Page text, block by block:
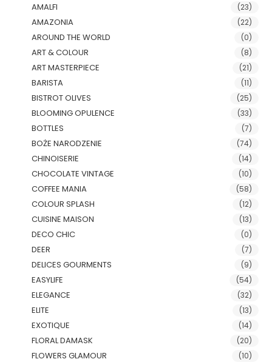
AMALFI (23)
AMAZONIA (22)
AROUND THE WORLD (0)
ART & COLOUR (8)
ART MASTERPIECE (21)
BARISTA (11)
BISTROT OLIVES (25)
BLOOMING OPULENCE (33)
BOTTLES (7)
BOŻE NARODZENIE (74)
CHINOISERIE (14)
CHOCOLATE VINTAGE (10)
COFFEE MANIA (58)
COLOUR SPLASH (12)
CUISINE MAISON (13)
DECO CHIC (0)
DEER (7)
DELICES GOURMENTS (9)
EASYLIFE (54)
ELEGANCE (32)
ELITE (13)
EXOTIQUE (14)
FLORAL DAMASK (20)
FLOWERS GLAMOUR (10)